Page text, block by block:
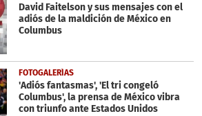
David Faitelson y sus mensajes con el
adiós de la maldición de México en
Columbus
FOTOGALERÍAS
'Adiós fantasmas', 'El tri congeló
Columbus', la prensa de México vibra
con triunfo ante Estados Unidos